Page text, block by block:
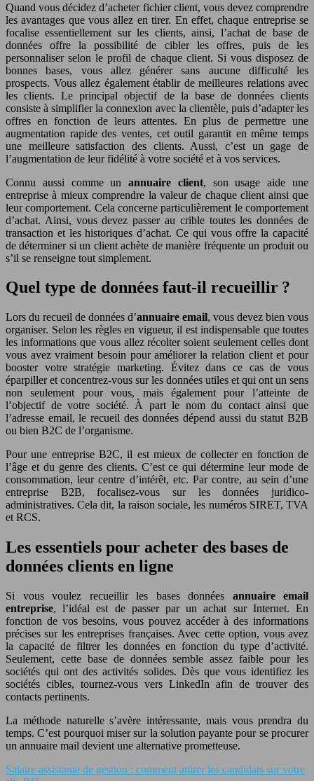
Quand vous décidez d’acheter fichier client, vous devez comprendre
les avantages que vous allez en tirer. En effet, chaque entreprise se
focalise essentiellement sur les clients, ainsi, l’achat de base de
données offre la possibilité de cibler les offres, puis de les
personnaliser selon le profil de chaque client. Si vous disposez de
bonnes bases, vous allez générer sans aucune difficulté les
prospects. Vous allez également établir de meilleures relations avec
les clients. Le principal objectif de la base de données clients
consiste à simplifier la connexion avec la clientèle, puis d’adapter les
offres en fonction de leurs attentes. En plus de permettre une
augmentation rapide des ventes, cet outil garantit en même temps
une meilleure satisfaction des clients. Aussi, c’est un gage de
l’augmentation de leur fidélité à votre société et à vos services.
Connu aussi comme unannuaire client, son usage aide une
entreprise à mieux comprendre la valeur de chaque client ainsi que
leur comportement. Cela concerne particulièrement le comportement
d’achat. Ainsi, vous devez passer au crible toutes les données de
transaction et les historiques d’achat. Ce qui vous offre la capacité
de déterminer si un client achète de manière fréquente un produit ou
s’il se renseigne tout simplement.
Quel type de données faut-il recueillir ?
Lors du recueil de données d’annuaire email, vous devez bien vous
organiser. Selon les règles en vigueur, il est indispensable que toutes
les informations que vous allez récolter soient seulement celles dont
vous avez vraiment besoin pour améliorer la relation client et pour
booster votre stratégie marketing. Évitez dans ce cas de vous
éparpiller et concentrez-vous sur les données utiles et qui ont un sens
non seulement pour vous, mais également pour l’atteinte de
l’objectif de votre société. À part le nom du contact ainsi que
l’adresse email, le recueil des données dépend aussi du statut B2B
ou bien B2C de l’organisme.
Pour une entreprise B2C, il est mieux de collecter en fonction de
l’âge et du genre des clients. C’est ce qui détermine leur mode de
consommation, leur centre d’intérêt, etc. Par contre, au sein d’une
entreprise B2B, focalisez-vous sur les données juridico-
administratives. Cela dit, la raison sociale, les numéros SIRET, TVA
et RCS.
Les essentiels pour acheter des bases de
données clients en ligne
Si vous voulez recueillir les bases données annuaire email
entreprise, l’idéal est de passer par un achat sur Internet. En
fonction de vos besoins, vous pouvez accéder à des informations
précises sur les entreprises françaises. Avec cette option, vous avez
la capacité de filtrer les données en fonction du type d’activité.
Seulement, cette base de données semble assez faible pour les
sociétés qui ont des activités solides. Dès que vous identifiez les
sociétés cibles, tournez-vous vers LinkedIn afin de trouver des
contacts pertinents.
La méthode naturelle s’avère intéressante, mais vous prendra du
temps. C’est pourquoi miser sur la solution payante pour se procurer
un annuaire mail devient une alternative prometteuse.
Salaire assistante de gestion : comment attirer les candidats sur votre